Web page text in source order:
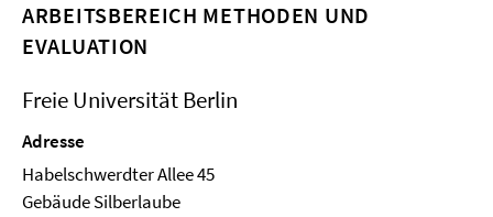
ARBEITSBEREICH METHODEN UND
EVALUATION
Freie Universität Berlin
Adresse
Habelschwerdter Allee 45
Ge­bäude Silberlaube